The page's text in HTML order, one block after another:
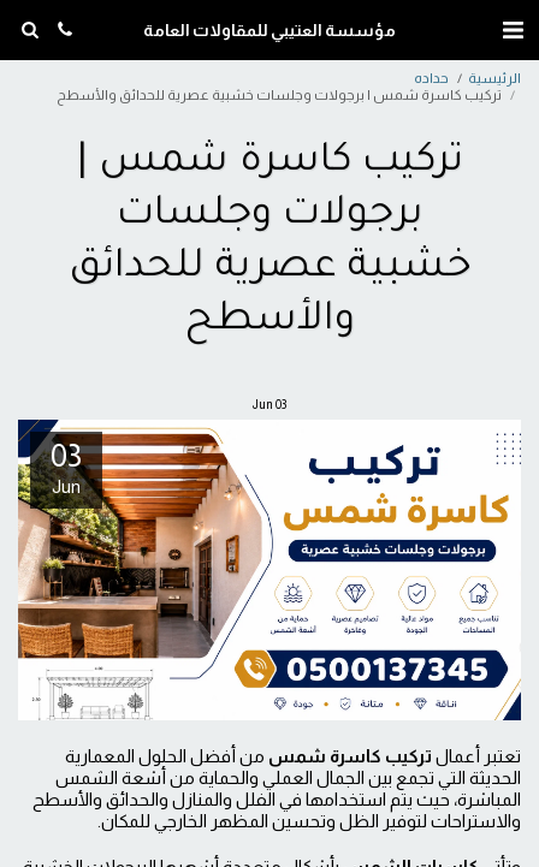
مؤسسة العتيبي للمقاولات العامة
الرئيسية
حداده
تركيب كاسرة شمس | برجولات وجلسات خشبية عصرية للحدائق والأسطح
تركيب كاسرة شمس |
برجولات وجلسات
خشبية عصرية للحدائق
والأسطح
03
Jun
03
Jun
تعتبر أعمال تركيب كاسرة شمس من أفضل الحلول المعمارية
الحديثة التي تجمع بين الجمال العملي والحماية من أشعة الشمس
المباشرة، حيث يتم استخدامها في الفلل والمنازل والحدائق والأسطح
والاستراحات لتوفير الظل وتحسين المظهر الخارجي للمكان.